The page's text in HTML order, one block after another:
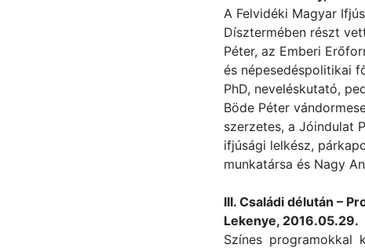
A Felvidéki Magyar
Dísztermében részt
Péter, az Emberi
és népesedéspolitikai
PhD, neveléskutató,
Böde Péter
szerzetes, a Jóindulat
ifjúsági lelkész,
munkatársa és Nagy
III. Családi délután –
Lekenye, 2016.05.29.
Színes programokkal